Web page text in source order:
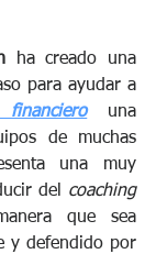
ha creado una
para ayudar a
financiero una
de muchas
una muy
del coaching
que sea
y defendido por